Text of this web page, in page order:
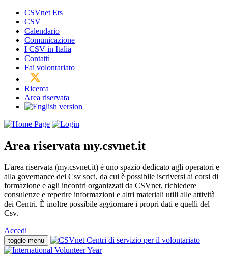
CSVnet Ets
CSV
Calendario
Comunicazione
I CSV in Italia
Contatti
Fai volontariato
Ricerca
Area riservata
Area riservata my.csvnet.it
L'area riservata (my.csvnet.it) è uno spazio dedicato agli operatori e
alla governance dei Csv soci, da cui è possibile iscriversi ai corsi di
formazione e agli incontri organizzati da CSVnet, richiedere
consulenze e reperire informazioni e altri materiali utili alle attività
dei Centri. È inoltre possibile aggiornare i propri dati e quelli del
Csv.
Accedi
toggle menu